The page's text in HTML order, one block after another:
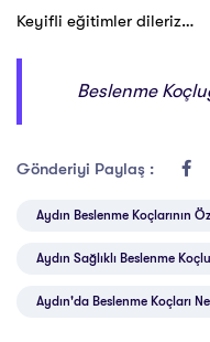
Keyifli eğitimler dileriz…
Beslenme
Gönderiyi Paylaş :
Aydın Beslenme Koçlarının
Aydın Sağlıklı Beslenme
Aydın'da Beslenme Koçları